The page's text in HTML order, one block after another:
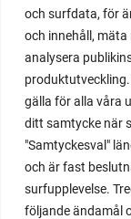
och surfdata, för
och innehåll,
analysera
gälla för alla våra
ditt samtycke när
"Samtyckesval"
och är fast
surfupplevelse.
följande ändamål